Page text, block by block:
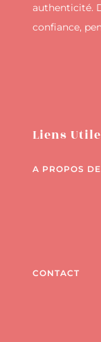
authenticité.
confiance,
Liens
A PROPOS
CONTACT